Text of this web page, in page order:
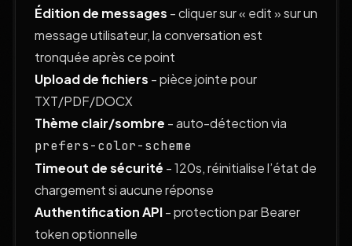
Édition de messages - cliquer sur « edit » sur un
message utilisateur, la conversation est
tronquée après ce point
Upload de fichiers - pièce jointe pour
TXT/PDF/DOCX
Thème clair/sombre - auto-détection via
prefers-color-scheme
Timeout de sécurité - 120s, réinitialise l’état de
chargement si aucune réponse
Authentification API- protection par Bearer
token optionnelle